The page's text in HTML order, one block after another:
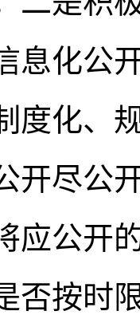
息化公
度化、
开尽公
应公开
否按时